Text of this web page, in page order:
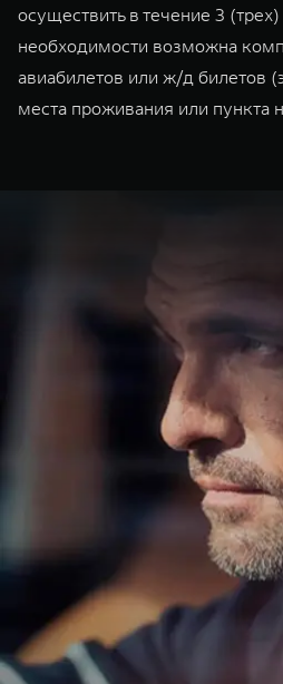
осуществить в течение 3
необходимости возможна
авиабилетов или ж/д билетов
места проживания или пункта